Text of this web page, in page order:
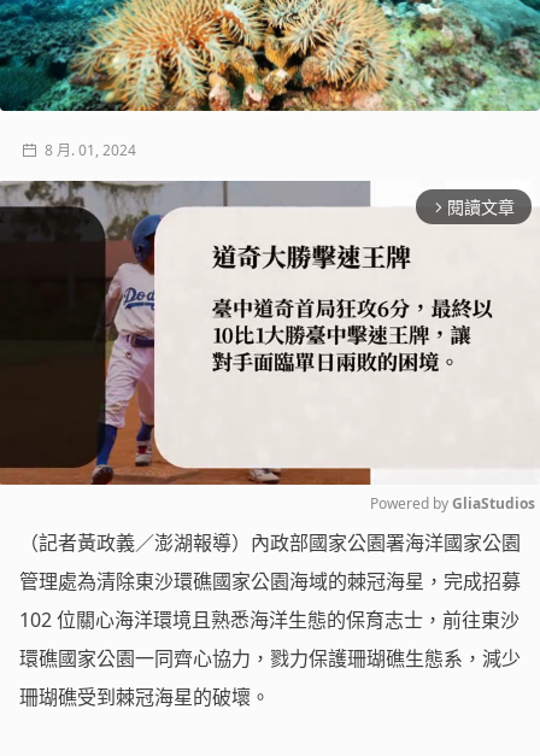
8 月. 01, 2024
arrow_forward_ios 閱讀文章
Mute
Powered by GliaStudios
（記者黃政義／澎湖報導）內政部國家公園署海洋國家公園
管理處為清除東沙環礁國家公園海域的棘冠海星，完成招募
102 位關心海洋環境且熟悉海洋生態的保育志士，前往東沙
環礁國家公園一同齊心協力，戮力保護珊瑚礁生態系，減少
珊瑚礁受到棘冠海星的破壞。